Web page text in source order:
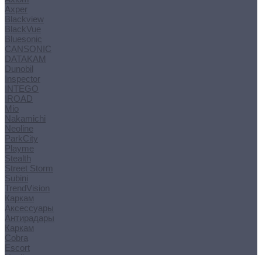
Axper
Blackview
BlackVue
Bluesonic
CANSONIC
DATAKAM
Dunobil
Inspector
INTEGO
IROAD
Mio
Nakamichi
Neoline
ParkCity
Playme
Stealth
Street Storm
Subini
TrendVision
Каркам
Аксессуары
Антирадары
Каркам
Cobra
Escort